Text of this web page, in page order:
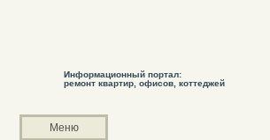
Информационный портал:
ремонт квартир, офисов, коттеджей
Меню